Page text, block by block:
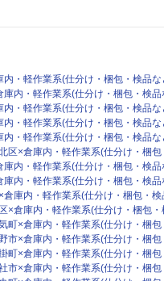
内・軽作業系(仕分け・梱包・検品な
庫内・軽作業系(仕分け・梱包・検品
内・軽作業系(仕分け・梱包・検品な
内・軽作業系(仕分け・梱包・検品な
内・軽作業系(仕分け・梱包・検品な
区×倉庫内・軽作業系(仕分け・梱
庫内・軽作業系(仕分け・梱包・検品
庫内・軽作業系(仕分け・梱包・検品
倉庫内・軽作業系(仕分け・梱包・検
×倉庫内・軽作業系(仕分け・梱包
町×倉庫内・軽作業系(仕分け・梱
市×倉庫内・軽作業系(仕分け・梱
町×倉庫内・軽作業系(仕分け・梱
市×倉庫内・軽作業系(仕分け・梱